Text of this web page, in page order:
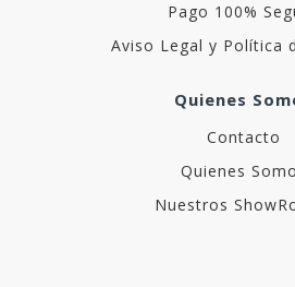
Pago 100%
Aviso Legal y Política
Quienes
Contacto
Quienes
Nuestros